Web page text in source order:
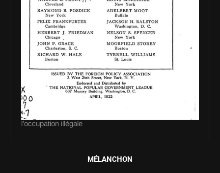
l'occupation illégale
MÉLANCHON